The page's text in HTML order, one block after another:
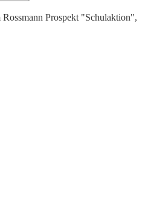
Prospekt "Schulaktion",